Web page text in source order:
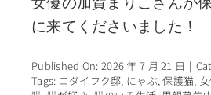
に来てくださいました！
Published On: 2026 年 7 月 21 日 |
Tags: コダイフク邸, にゃぶ,保護猫,